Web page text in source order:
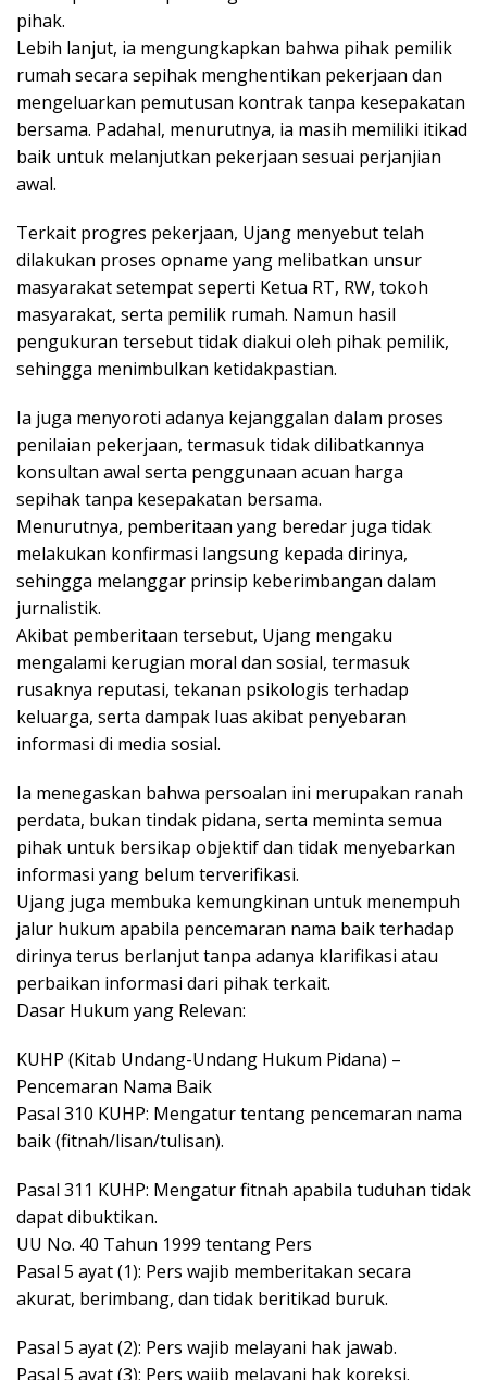
pihak.
Lebih lanjut, ia mengungkapkan bahwa pihak pemilik
rumah secara sepihak menghentikan pekerjaan dan
mengeluarkan pemutusan kontrak tanpa kesepakatan
bersama. Padahal, menurutnya, ia masih memiliki itikad
baik untuk melanjutkan pekerjaan sesuai perjanjian
awal.
Terkait progres pekerjaan, Ujang menyebut telah
dilakukan proses opname yang melibatkan unsur
masyarakat setempat seperti Ketua RT, RW, tokoh
masyarakat, serta pemilik rumah. Namun hasil
pengukuran tersebut tidak diakui oleh pihak pemilik,
sehingga menimbulkan ketidakpastian.
Ia juga menyoroti adanya kejanggalan dalam proses
penilaian pekerjaan, termasuk tidak dilibatkannya
konsultan awal serta penggunaan acuan harga
sepihak tanpa kesepakatan bersama.
Menurutnya, pemberitaan yang beredar juga tidak
melakukan konfirmasi langsung kepada dirinya,
sehingga melanggar prinsip keberimbangan dalam
jurnalistik.
Akibat pemberitaan tersebut, Ujang mengaku
mengalami kerugian moral dan sosial, termasuk
rusaknya reputasi, tekanan psikologis terhadap
keluarga, serta dampak luas akibat penyebaran
informasi di media sosial.
Ia menegaskan bahwa persoalan ini merupakan ranah
perdata, bukan tindak pidana, serta meminta semua
pihak untuk bersikap objektif dan tidak menyebarkan
informasi yang belum terverifikasi.
Ujang juga membuka kemungkinan untuk menempuh
jalur hukum apabila pencemaran nama baik terhadap
dirinya terus berlanjut tanpa adanya klarifikasi atau
perbaikan informasi dari pihak terkait.
Dasar Hukum yang Relevan:
KUHP (Kitab Undang-Undang Hukum Pidana) –
Pencemaran Nama Baik
Pasal 310 KUHP: Mengatur tentang pencemaran nama
baik (fitnah/lisan/tulisan).
Pasal 311 KUHP: Mengatur fitnah apabila tuduhan tidak
dapat dibuktikan.
UU No. 40 Tahun 1999 tentang Pers
Pasal 5 ayat (1): Pers wajib memberitakan secara
akurat, berimbang, dan tidak beritikad buruk.
Pasal 5 ayat (2): Pers wajib melayani hak jawab.
Pasal 5 ayat (3): Pers wajib melayani hak koreksi.